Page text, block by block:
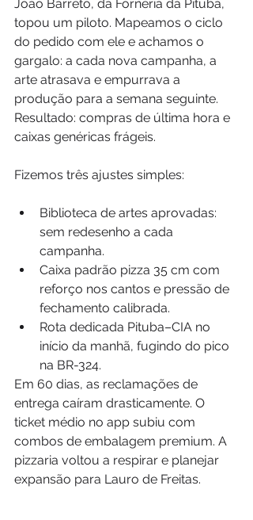
João Barreto, da Forneria da Pituba,
topou um piloto. Mapeamos o ciclo
do pedido com ele e achamos o
gargalo: a cada nova campanha, a
arte atrasava e empurrava a
produção para a semana seguinte.
Resultado: compras de última hora e
caixas genéricas frágeis.
Fizemos três ajustes simples:
Biblioteca de artes aprovadas:
sem redesenho a cada
campanha.
Caixa padrão pizza 35 cm com
reforço nos cantos e pressão de
fechamento calibrada.
Rota dedicada Pituba–CIA no
início da manhã, fugindo do pico
na BR-324.
Em 60 dias, as reclamações de
entrega caíram drasticamente. O
ticket médio no app subiu com
combos de embalagem premium. A
pizzaria voltou a respirar e planejar
expansão para Lauro de Freitas.